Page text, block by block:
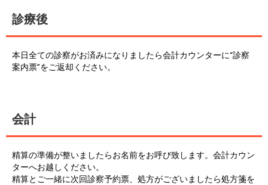
診療後
本日全ての診察がお済みになりましたら会計カウンターに“診察
案内票”をご返却ください。
会計
精算の準備が整いましたらお名前をお呼び致します。会計カウン
ターへお越しください。
精算とご一緒に次回診察予約票、処方がございましたら処方箋を